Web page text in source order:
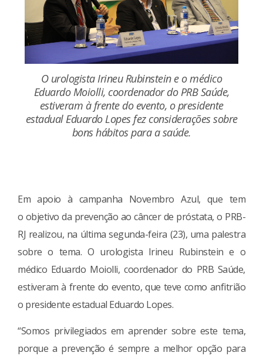
O urologista Irineu Rubinstein e o médico
Eduardo Moiolli, coordenador do PRB Saúde,
estiveram à frente do evento, o presidente
estadual Eduardo Lopes fez considerações sobre
bons hábitos para a saúde.
Em apoio à campanha Novembro Azul, que tem
o objetivo da prevenção ao câncer de próstata, o PRB-
RJ realizou, na última segunda-feira (23), uma palestra
sobre o tema. O urologista Irineu Rubinstein e o
médico Eduardo Moiolli, coordenador do PRB Saúde,
estiveram à frente do evento, que teve como anfitrião
o presidente estadual Eduardo Lopes.
“Somos privilegiados em aprender sobre este tema,
porque a prevenção é sempre a melhor opção para